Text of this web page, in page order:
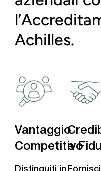
Achilles.
Vantaggio
Competitivo
Distinguiti in
e